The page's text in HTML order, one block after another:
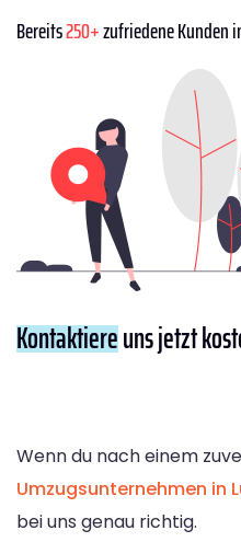
Bereits250+zufriedene Kunden
Kontaktiereuns jetzt
Wenn du nach einem
Umzugsunternehmen in
bei uns genau richtig.